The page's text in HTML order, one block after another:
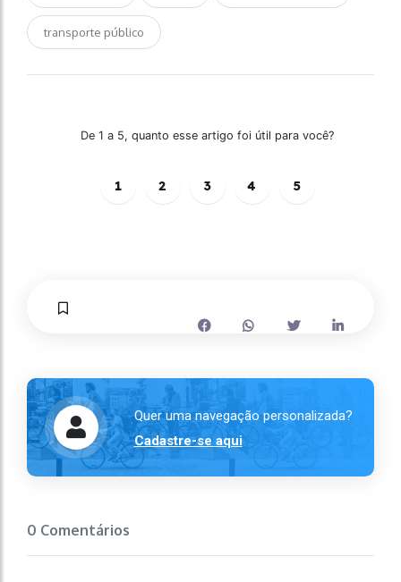
transporte público
De 1 a 5, quanto esse artigo foi útil para você?
1 2 3 4 5
Quer uma navegação personalizada?
Cadastre-se aqui
0 Comentários